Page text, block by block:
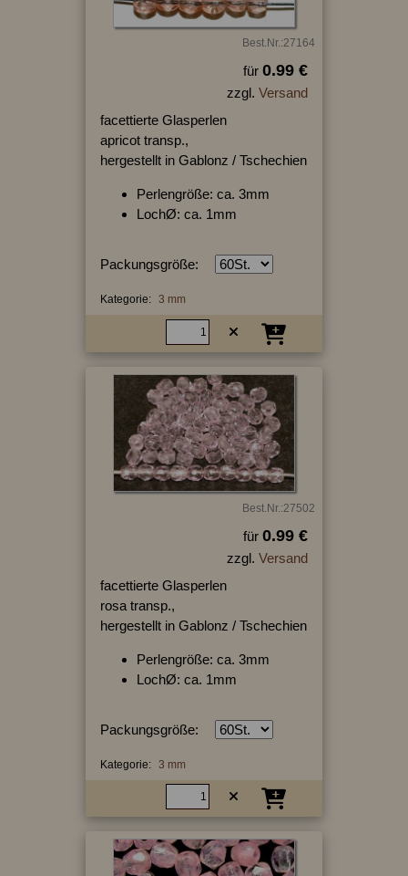
Best.Nr.:27164
für 0.99 €
zzgl. Versand
facettierte Glasperlen
apricot transp.,
hergestellt in Gablonz / Tschechien
Perlengröße: ca. 3mm
LochØ: ca. 1mm
Packungsgröße:
Kategorie: 3 mm
Best.Nr.:27502
für 0.99 €
zzgl. Versand
facettierte Glasperlen
rosa transp.,
hergestellt in Gablonz / Tschechien
Perlengröße: ca. 3mm
LochØ: ca. 1mm
Packungsgröße:
Kategorie: 3 mm